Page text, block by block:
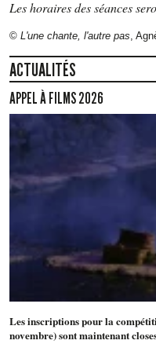
Les horaires des séances
© L'une chante, l'autre pas,
ACTUALITÉS
APPEL À FILMS 2026
Les inscriptions pour la
novembre) sont maintenant